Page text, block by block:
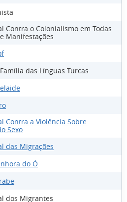
Contra o Colonialismo em Todas
Manifestações
das Línguas Turcas
Contra a Violência Sobre
Sexo
das Migrações
do Ó
dos Migrantes